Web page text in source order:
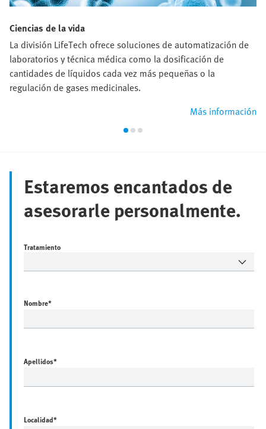
Ciencias de la vida
La división LifeTech ofrece soluciones de automatización de
laboratorios y técnica médica como la dosificación de
cantidades de líquidos cada vez más pequeñas o la
regulación de gases medicinales.
Más información
Estaremos encantados de
asesorarle personalmente.
Tratamiento
Nombre*
Apellidos*
Localidad*